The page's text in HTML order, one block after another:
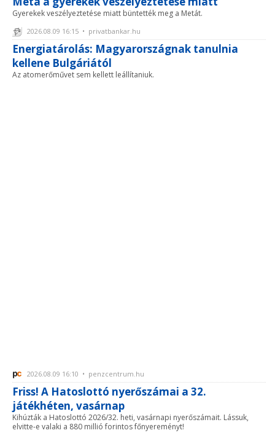
Gyerekek veszélyeztetése miatt büntették meg a Metát.
2026.08.09 16:15 • privatbankar.hu
Energiatárolás: Magyarországnak tanulnia
kellene Bulgáriától
Az atomerőművet sem kellett leállítaniuk.
2026.08.09 16:10 • penzcentrum.hu
Friss! A Hatoslottó nyerőszámai a 32.
játékhéten, vasárnap
Kihúzták a Hatoslottó 2026/32. heti, vasárnapi nyerőszámait. Lássuk,
elvitte-e valaki a 880 millió forintos főnyereményt!